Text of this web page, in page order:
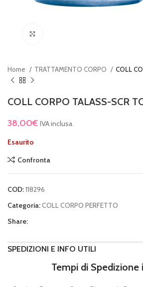
Home TRATTAMENTO CORPO COLL
COLL CORPO TALASS-SCR
38,00€ IVA inclusa
Esaurito
Confronta
COD:118296
Categoria:COLL CORPO PERFETTO
Share:
SPEDIZIONI E INFO UTILI
Tempi di Spedizione